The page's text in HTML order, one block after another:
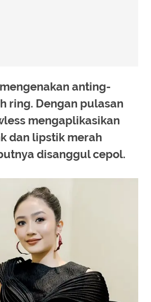
anting-
ring. Dengan pulasan
mengaplikasikan
dan lipstik merah
disanggul cepol.